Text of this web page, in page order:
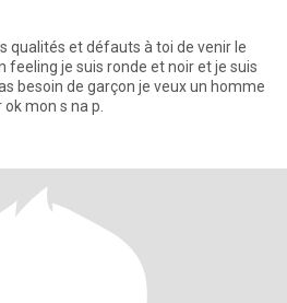
et défauts à toi de venir le
feeling je suis ronde et noir et je suis
besoin de garçon je veux un homme
mon s na p.